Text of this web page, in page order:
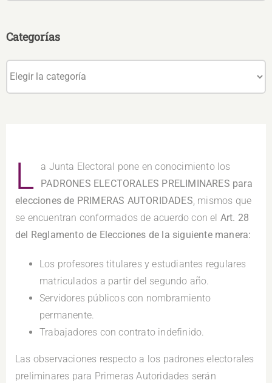
L
a Junta Electoral pone en conocimiento los
PADRONES ELECTORALES PRELIMINARES para
elecciones de PRIMERAS AUTORIDADES, mismos que
se encuentran conformados de acuerdo con el Art. 28
del Reglamento de Elecciones de la siguiente manera:
Los profesores titulares y estudiantes regulares
matriculados a partir del segundo año.
Servidores públicos con nombramiento
permanente.
Trabajadores con contrato indefinido.
Las observaciones respecto a los padrones electorales
preliminares para Primeras Autoridades serán
Categorías